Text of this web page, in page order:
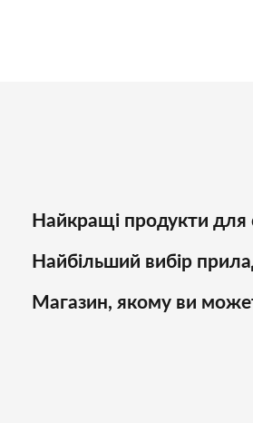
Найкращі продукти для
Найбільший вибір
Магазин, якому ви